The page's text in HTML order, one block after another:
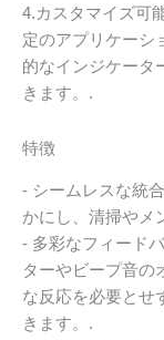
4.カスタマイズ可
定のアプリケーシ
的なインジケータ
きます。.
特徴
- シームレスな統
かにし、清掃やメ
- 多彩なフィード
ターやビープ音の
な反応を必要とせ
きます。.